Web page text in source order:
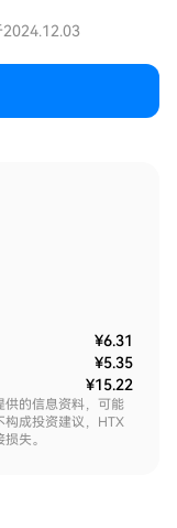
¥6.31
¥5.35
¥15.22
供的信息资料，可能
构成投资建议，HTX
失。